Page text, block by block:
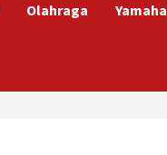
Olahraga Yamaha